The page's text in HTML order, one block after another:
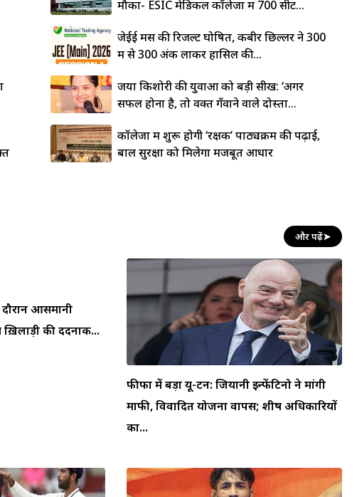
मौका- ESIC मेडिकल कॉलेजों में 700 सीटें...
जेईई मेंस की रिजल्ट घोषित, कबीर छिल्लर ने 300
में से 300 अंक लाकर हासिल की...
जया किशोरी की युवाओं को बड़ी सीख: ‘अगर
सफल होना है, तो वक्त गँवाने वाले दोस्तों...
कॉलेजों में शुरू होगी ‘रक्षक’ पाठ्यक्रम की पढ़ाई,
बाल सुरक्षा को मिलेगा मजबूत आधार
और पढ़ें➤
आसमानी
की दर्दनाक...
फीफा में बड़ा यू-टर्न: जियानी इन्फेंटिनो ने मांगी
माफी, विवादित योजना वापस; शीर्ष अधिकारियों
का...